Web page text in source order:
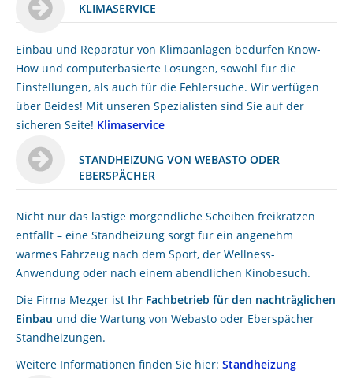
KLIMASERVICE
Einbau und Reparatur von Klimaanlagen bedürfen Know-
How und computerbasierte Lösungen, sowohl für die
Einstellungen, als auch für die Fehlersuche. Wir verfügen
über Beides! Mit unseren Spezialisten sind Sie auf der
sicheren Seite! Klimaservice
STANDHEIZUNG VON WEBASTO ODER
EBERSPÄCHER
Nicht nur das lästige morgendliche Scheiben freikratzen
entfällt – eine Standheizung sorgt für ein angenehm
warmes Fahrzeug nach dem Sport, der Wellness-
Anwendung oder nach einem abendlichen Kinobesuch.
Die Firma Mezger ist Ihr Fachbetrieb für den nachträglichen
Einbau und die Wartung von Webasto oder Eberspächer
Standheizungen.
Weitere Informationen finden Sie hier: Standheizung